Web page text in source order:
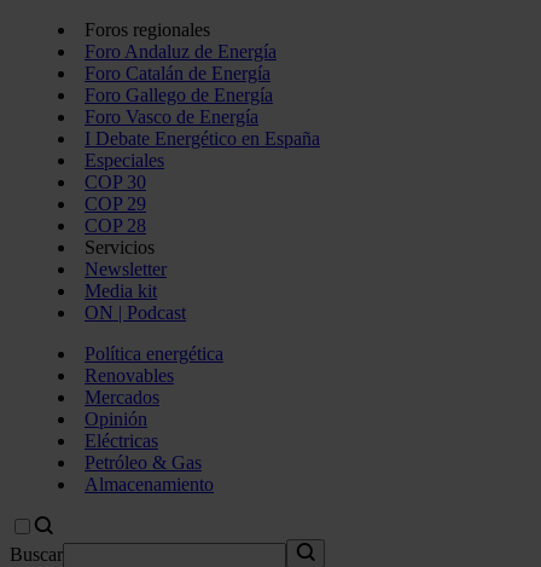
Foros regionales
Foro Andaluz de Energía
Foro Catalán de Energía
Foro Gallego de Energía
Foro Vasco de Energía
I Debate Energético en España
Especiales
COP 30
COP 29
COP 28
Servicios
Newsletter
Media kit
ON | Podcast
Política energética
Renovables
Mercados
Opinión
Eléctricas
Petróleo & Gas
Almacenamiento
Buscar